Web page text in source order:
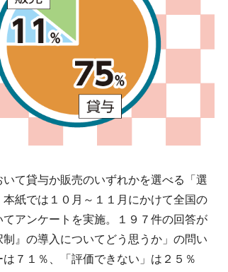
て貸与か販売のいずれかを選べる「選
紙では１０月～１１月にかけて全国の
アンケートを実施。１９７件の回答が
』の導入についてどう思うか」の問い
７１％、「評価できない」は２５％